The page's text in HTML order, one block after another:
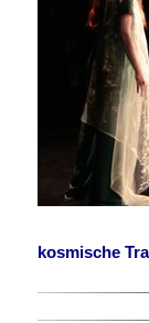
kosmische